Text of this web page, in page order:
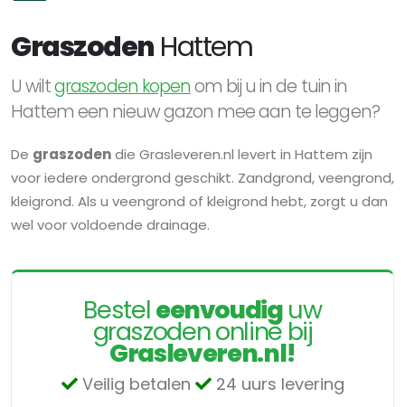
Graszoden Hattem
U wiltgraszoden kopenom bij u in de tuin in
Hattem een nieuw gazon mee aan te leggen?
De graszodendie Grasleveren.nl levert in Hattem zijn
voor iedere ondergrond geschikt. Zandgrond, veengrond,
kleigrond. Als u veengrond of kleigrond hebt, zorgt u dan
wel voor voldoende drainage.
Besteleenvoudiguw
graszoden online bij
Grasleveren.nl!
Veilig betalen 24 uurs levering